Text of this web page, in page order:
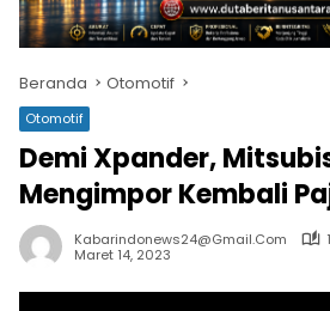
Beranda Otomotif
Otomotif
Demi Xpander,
Mengimpor Kembali
Kabarindonews24@gmail.com
Maret 14, 2023